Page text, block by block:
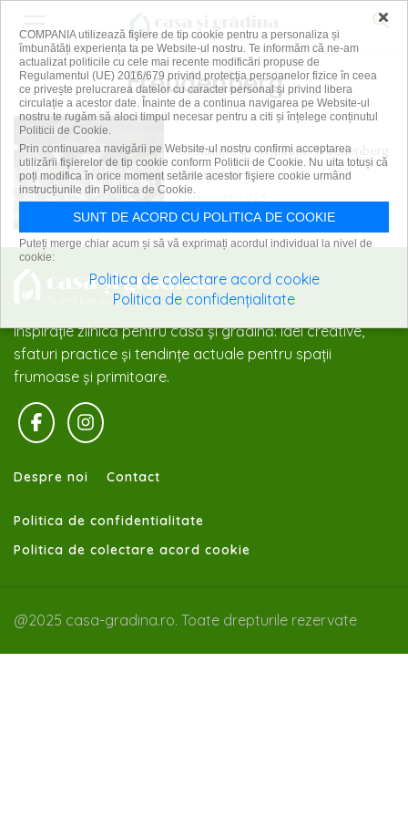
Freudenberg
Destinație de inspirație: Freudenberg
(Germania)
16 august 2025
Inspirație zilnică pentru casă și grădină: idei creative,
sfaturi practice și tendințe actuale pentru spații
frumoase și primitoare.
Despre noi Contact
Politica de confidentialitate
Politica de colectare acord cookie
@2025 casa-gradina.ro. Toate drepturile rezervate
×
COMPANIA utilizează fişiere de tip cookie pentru a personaliza și
îmbunătăți experiența ta pe Website-ul nostru. Te informăm că ne-am
actualizat politicile cu cele mai recente modificări propuse de
Regulamentul (UE) 2016/679 privind protecția persoanelor fizice în ceea
ce privește prelucrarea datelor cu caracter personal și privind libera
circulație a acestor date. Înainte de a continua navigarea pe Website-ul
nostru te rugăm să aloci timpul necesar pentru a citi și înțelege conținutul
Politicii de Cookie.
Prin continuarea navigării pe Website-ul nostru confirmi acceptarea
utilizării fişierelor de tip cookie conform Politicii de Cookie. Nu uita totuși că
poți modifica în orice moment setările acestor fişiere cookie urmând
instrucțiunile din Politica de Cookie.
SUNT DE ACORD CU POLITICA DE COOKIE
Puteți merge chiar acum și să vă exprimați acordul individual la nivel de
cookie:
Politica de colectare acord cookie
Politica de confidențialitate